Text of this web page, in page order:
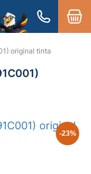
original tinta
-23%